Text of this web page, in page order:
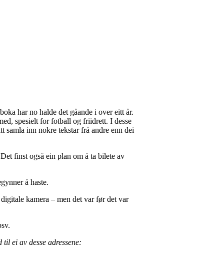
har no halde det gåande i over eitt år.
spesielt for fotball og friidrett. I desse
samla inn nokre tekstar frå andre enn dei
finst også ein plan om å ta bilete av
å haste.
kamera – men det var før det var
ei av desse adressene: